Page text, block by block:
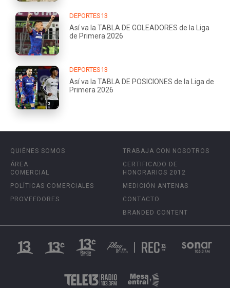
DEPORTES13
Así va la TABLA DE GOLEADORES de la Liga
de Primera 2026
DEPORTES13
Así va la TABLA DE POSICIONES de la Liga de
Primera 2026
QUIÉNES SOMOS
ÁREA
COMERCIAL
POLÍTICAS COMERCIALES
PROVEEDORES
TRABAJA CON NOSOTROS
CERTIFICADO DE
HONORARIOS 2012
MEDICIÓN ANTENAS
CONTACTO
BRANDED CONTENT